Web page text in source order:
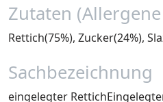
Zutaten
Rettich(75%), Zucker(24%),
Sachbezeichnung
eingelegter